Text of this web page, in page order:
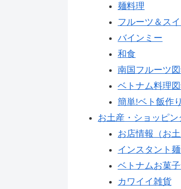
麺料理
フルーツ＆ス
バインミー
和食
南国フルーツ
ベトナム料理
簡単!ベト飯作り
お土産・ショッピン
お店情報（お
インスタント
ベトナムお菓
カワイイ雑貨